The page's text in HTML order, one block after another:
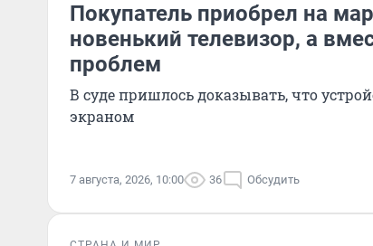
Покупатель приобрел на
новенький телевизор, а
проблем
В суде пришлось доказывать, что
экраном
7 августа, 2026, 10:00 36 Обсудить